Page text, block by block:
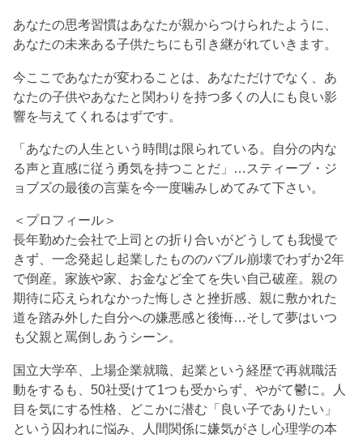
あなたの思考習慣はあなたが親からつけられたように、
あなたの未来ある子供たちにも引き継がれていきます。
今ここであなたが変わることは、あなただけでなく、あ
なたの子供やあなたと関わりを持つ多くの人にも良い影
響を与えてくれるはずです。
「あなたの人生という時間は限られている。自分の内な
る声と直感に従う勇気を持つことだ」…スティーブ・ジ
ョブズの最後の言葉を今一度噛みしめてみて下さい。
＜プロフィール＞
長年勤めた会社で上司との折り合いがどうしても我慢で
きず、一念発起し起業したもののバブル崩壊でわずか2年
で倒産。家族や家、お金など全てを失い自己破産。親の
期待に応えられなかった悔しさと挫折感、親に敷かれた
道を踏み外した自分への嫌悪感と後悔…そして夢はいつ
も父親と罵倒しあうシーン。
国立大学卒、上場企業就職、起業という経歴で再就職活
動をするも、50社受けて1つも受からず、やがて鬱に。人
目を気にする性格、どこかに潜む「良い子でありたい」
という囚われに悩み、人間関係に嫌気がさし心理学の本